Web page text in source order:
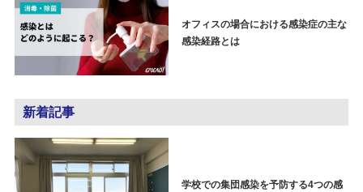
オフィスの場合における感染症の主な
感染経路とは
新着記事
学校での集団感染を予防する4つの感